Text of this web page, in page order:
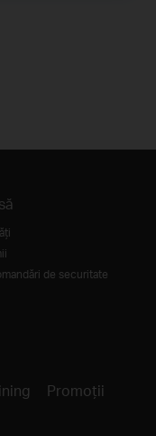
de securitate
Promoții